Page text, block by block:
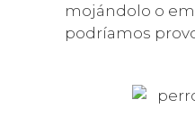
mojándolo o
podríamos